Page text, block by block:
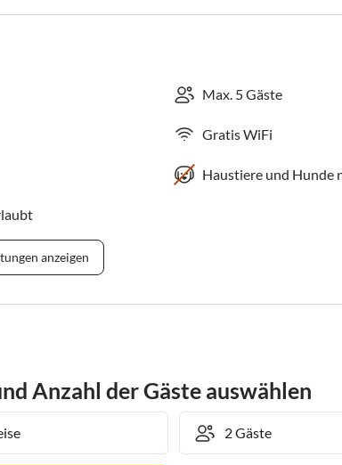
Max. 5 Gäste
Gratis WiFi
Haustiere und Hunde
anzeigen
Anzahl der Gäste auswählen